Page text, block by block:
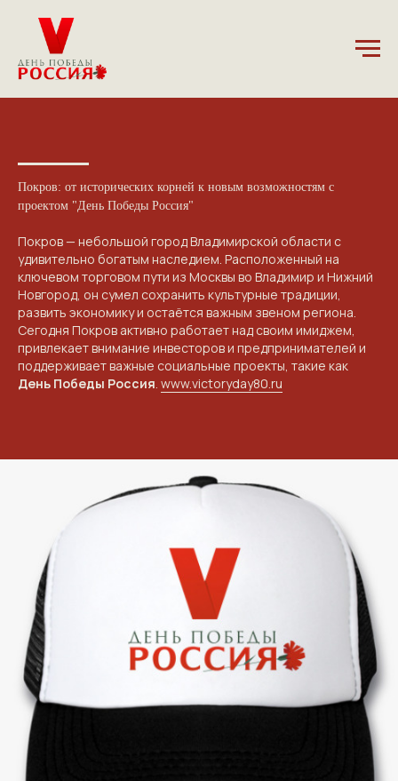
Покров: от исторических корней к новым возможностям с
проектом "День Победы Россия"
Покров — небольшой город Владимирской области с
удивительно богатым наследием. Расположенный на
ключевом торговом пути из Москвы во Владимир и Нижний
Новгород, он сумел сохранить культурные традиции,
развить экономику и остаётся важным звеном региона.
Сегодня Покров активно работает над своим имиджем,
привлекает внимание инвесторов и предпринимателей и
поддерживает важные социальные проекты, такие как
День Победы Россия. www.victoryday80.ru